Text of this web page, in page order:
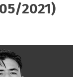
2021)